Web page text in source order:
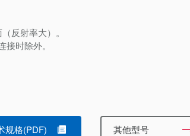
反射率大）。
时除外。
规格(PDF) 其他型号